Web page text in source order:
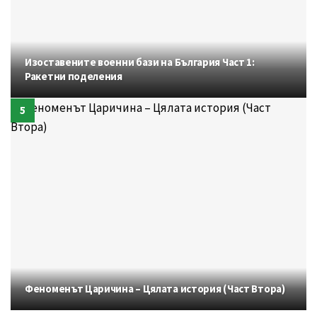
Изоставените военни бази на България Част 1:
Ракетни поделения
Феноменът Царичина – Цялата история (Част Втора)